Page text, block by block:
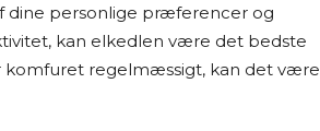
personlige præferencer og
kan elkedlen være det bedste
komfuret regelmæssigt, kan det være